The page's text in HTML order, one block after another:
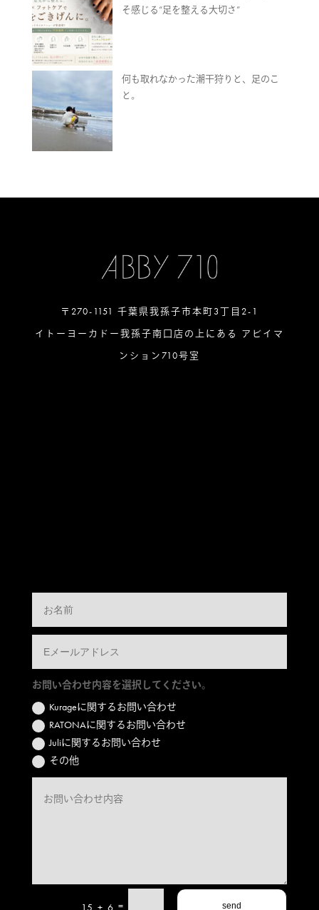
そ感じる“足を整える大切さ”
何も取れなかった潮干狩りと、足のこ
と。
〒270-1151 千葉県我孫子市本町3丁目2-1
イトーヨーカドー我孫子南口店の上にある アビイマ
ンション710号室
お問い合わせ内容を選択してください。
Kurageに関するお問い合わせ
RATONAに関するお問い合わせ
Juliに関するお問い合わせ
その他
15 + 6 = send